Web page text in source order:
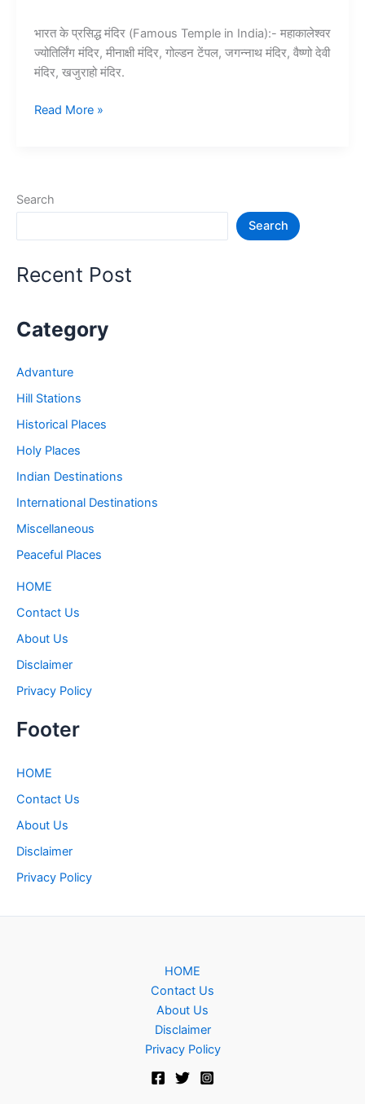
भारत के प्रसिद्ध मंदिर (Famous Temple in India):- महाकालेश्वर
ज्योतिर्लिंग मंदिर, मीनाक्षी मंदिर, गोल्डन टेंपल, जगन्नाथ मंदिर, वैष्णो देवी
मंदिर, खजुराहो मंदिर.
20+
–
India
Read More »
Search
Search
Recent Post
Category
Advanture
Hill Stations
Historical Places
Holy Places
Indian Destinations
International Destinations
Miscellaneous
Peaceful Places
HOME
Contact Us
About Us
Disclaimer
Privacy Policy
Footer
HOME
Contact Us
About Us
Disclaimer
Privacy Policy
HOME
Contact Us
About Us
Disclaimer
Privacy Policy